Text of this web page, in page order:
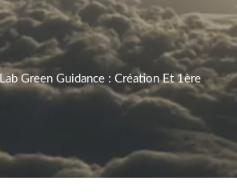
Lab Green Guidance : Création Et 1ère